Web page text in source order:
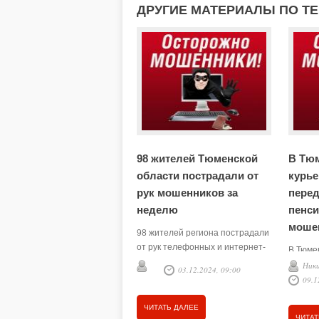
ДРУГИЕ МАТЕРИАЛЫ ПО
98 жителей Тюменской
области пострадали от
рук мошенников за
неделю
98 жителей региона пострадали
от рук телефонных и интернет-
мошенников за минувшую
неделю в Тюменской области,
прокуратура.
03.12.2024, 09:00
ЧИТАТЬ ДАЛЕЕ
В
В